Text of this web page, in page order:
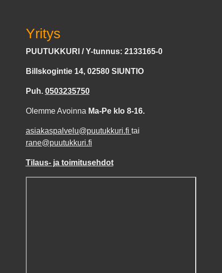
Yritys
PUUTUKKURI / Y-tunnus: 2133165-0
Billskogintie 14, 02580 SIUNTIO
Puh. 0503235750
Olemme Avoinna Ma-Pe klo 8-16.
asiakaspalvelu@puutukkuri.fi tai
rane@puutukkuri.fi
Tilaus- ja toimitusehdot